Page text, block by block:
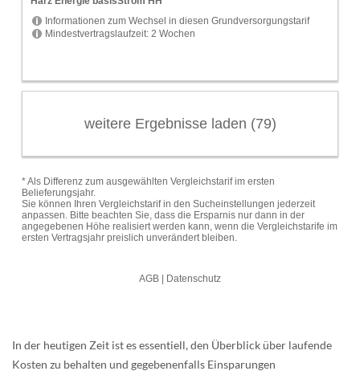
In der heutigen Zeit ist es essentiell, den Überblick über laufende
Kosten zu behalten und gegebenenfalls Einsparungen